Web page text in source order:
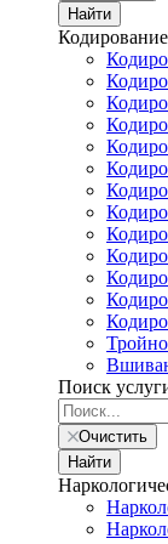
Найти
Кодирование
Поиск
Очистить
Найти